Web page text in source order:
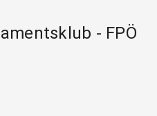
- FPÖ